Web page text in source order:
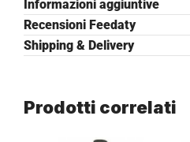
Informazioni aggiuntive
Recensioni Feedaty
Shipping & Delivery
Prodotti correlati